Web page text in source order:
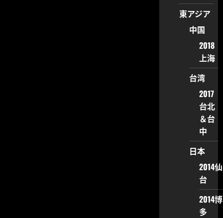
東アジア
中国
2018
上海
台湾
2017
台北
＆台
中
日本
2014仙
台
2014博
多